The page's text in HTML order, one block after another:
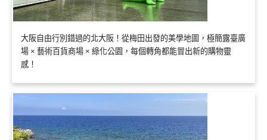
大阪自由行別錯過的北大阪！從梅田出發的美學地圖，極簡露臺廣
場 × 藝術百貨商場 × 綠化公園，每個轉角都能冒出新的購物靈
感！